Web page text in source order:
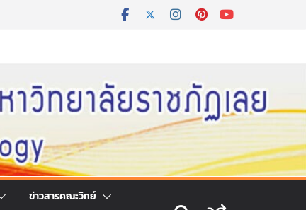
ข่าวสารคณะวิทย์